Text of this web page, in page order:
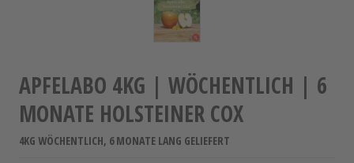
APFELABO 4KG | WÖCHENTLICH | 6
MONATE HOLSTEINER COX
4KG WÖCHENTLICH, 6 MONATE LANG GELIEFERT